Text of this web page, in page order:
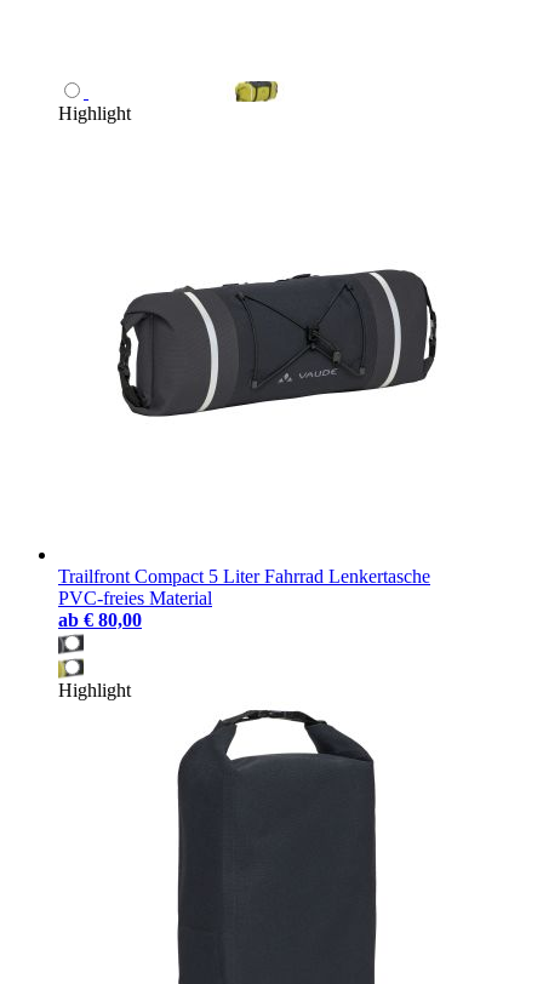
Highlight
Trailfront Compact 5 Liter Fahrrad Lenkertasche
PVC-freies Material
ab € 80,00
Highlight